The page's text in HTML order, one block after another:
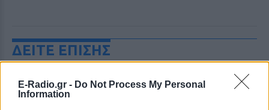
E-Radio.gr - Do Not Process My Personal
Information
ΔΕΙΤΕ ΕΠΙΣΗΣ
ΣΤΗΝ ΙΔΙΑ ΚΑΤΗΓΟΡΙΑ